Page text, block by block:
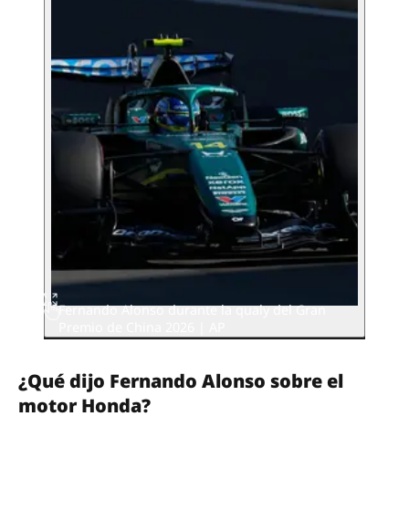
Fernando Alonso durante la qualy del Gran
¿Qué dijo Fernando Alonso sobre el
motor Honda?